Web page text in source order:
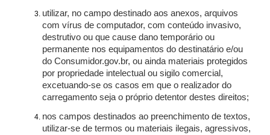
utilizar, no campo destinado aos anexos, arquivos
com vírus de computador, com conteúdo invasivo,
destrutivo ou que cause dano temporário ou
permanente nos equipamentos do destinatário e/ou
do Consumidor.gov.br, ou ainda materiais protegidos
por propriedade intelectual ou sigilo comercial,
excetuando-se os casos em que o realizador do
carregamento seja o próprio detentor destes direitos;
nos campos destinados ao preenchimento de textos,
utilizar-se de termos ou materiais ilegais, agressivos,